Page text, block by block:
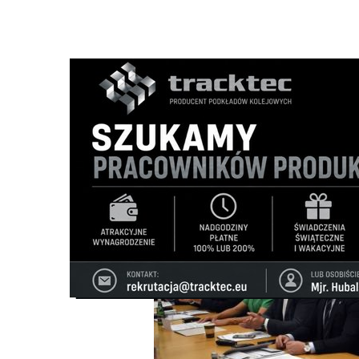
Ścieżka
nawigacyjna
Strona główna Wiadomości /Z życia miasta
Z ŻYCIA MIASTA 30/10/2024/ 39 Komentarzy
Drogie śmieci